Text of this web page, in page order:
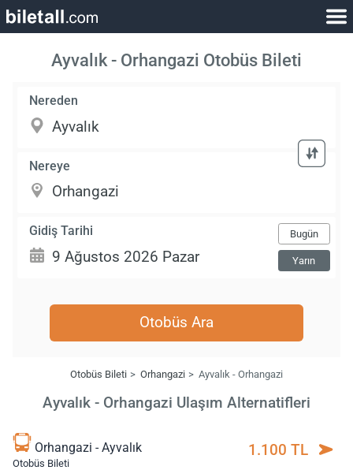
Ayvalık - Orhangazi Otobüs Bileti
Nereden
Nereye
Gidiş Tarihi Bugün
Yarın
Otobüs Ara
Otobüs Bileti Orhangazi Ayvalık - Orhangazi
Ayvalık - Orhangazi Ulaşım Alternatifleri
Orhangazi - Ayvalık
Otobüs Bileti
1.100 TL